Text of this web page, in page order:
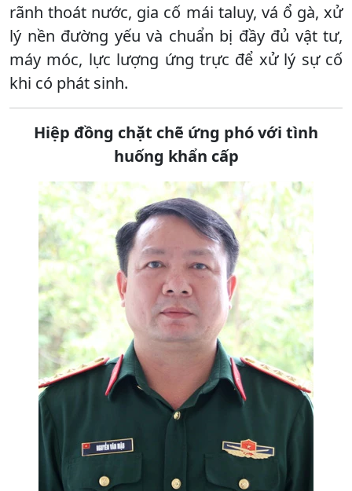
rãnh thoát nước, gia cố mái taluy, vá ổ gà, xử
lý nền đường yếu và chuẩn bị đầy đủ vật tư,
máy móc, lực lượng ứng trực để xử lý sự cố
khi có phát sinh.
Hiệp đồng chặt chẽ ứng phó với tình
huống khẩn cấp